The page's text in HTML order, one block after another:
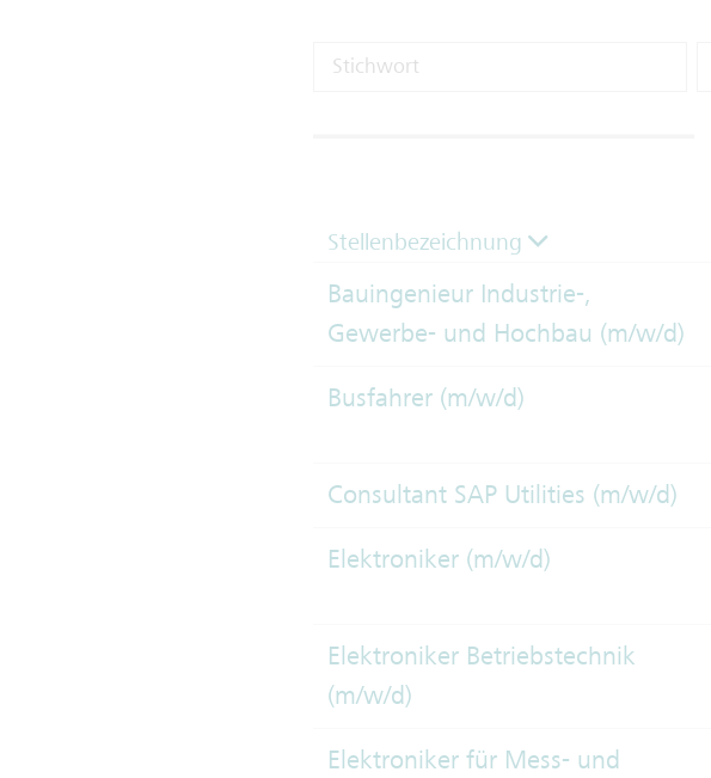
Stellenbezeichnung
Bauingenieur Industrie-,
Gewerbe- und Hochbau (m/w/d)
Busfahrer (m/w/d)
Consultant SAP Utilities (m/w/d)
Elektroniker (m/w/d)
Elektroniker Betriebstechnik
(m/w/d)
Elektroniker für Mess- und